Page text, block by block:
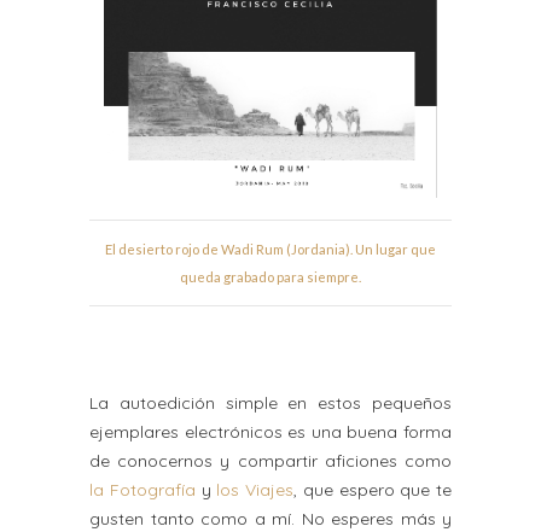
El desierto rojo de Wadi Rum (Jordania). Un lugar que
queda grabado para siempre.
La autoedición simple en estos pequeños
ejemplares electrónicos es una buena forma
de conocernos y compartir aficiones como
la Fotografía y los Viajes, que espero que te
gusten tanto como a mí. No esperes más y